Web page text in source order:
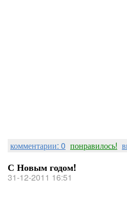
комментарии: 0 понравилось!
С Новым годом!
31-12-2011 16:51